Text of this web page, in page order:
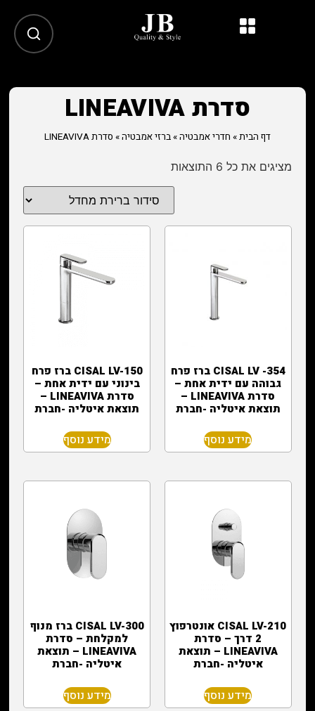
סדרת LINEAVIVA
דף הבית» חדרי אמבטיה»ברזי אמבטיה» סדרת LINEAVIVA
מציגים את כל ⁦6⁩ התוצאות
CISAL LV -354 ברז פרח
גבוהה עם ידית אחת –
סדרת LINEAVIVA –
תוצאת איטליה -חברת
מידע נוסף
CISAL LV-150 ברז פרח
בינוני עם ידית אחת –
סדרת LINEAVIVA –
תוצאת איטליה -חברת
מידע נוסף
CISAL LV-210 אונטרפוץ
2 דרך – סדרת
LINEAVIVA – תוצאת
איטליה -חברת
מידע נוסף
CISAL LV-300 ברז מנוף
למקלחת – סדרת
LINEAVIVA – תוצאת
איטליה -חברת
מידע נוסף